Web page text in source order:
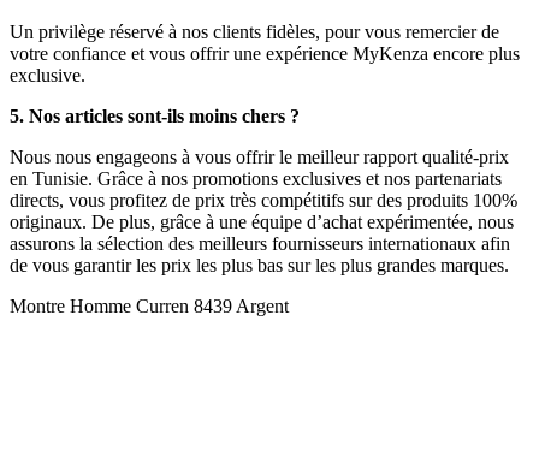
Un privilège réservé à nos clients fidèles, pour vous remercier de
votre confiance et vous offrir une expérience MyKenza encore plus
exclusive.
5. Nos articles sont-ils moins chers ?
Nous nous engageons à vous offrir le meilleur rapport qualité-prix
en Tunisie. Grâce à nos promotions exclusives et nos partenariats
directs, vous profitez de prix très compétitifs sur des produits 100%
originaux. De plus, grâce à une équipe d’achat expérimentée, nous
assurons la sélection des meilleurs fournisseurs internationaux afin
de vous garantir les prix les plus bas sur les plus grandes marques.
Montre Homme Curren 8439 Argent